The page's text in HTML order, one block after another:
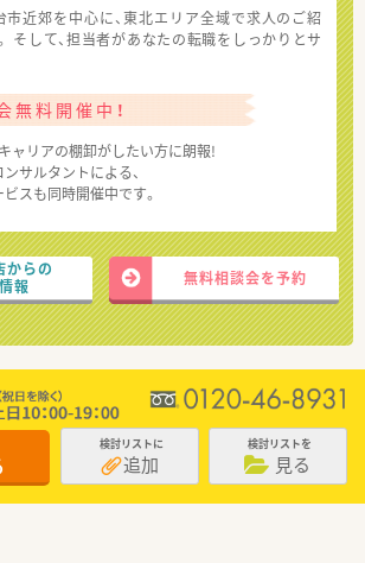
市近郊を中心に、東北エリア全域で求人のご紹
そして、担当者があなたの転職をしっかりとサ
無料開催中！
ャリアの棚卸がしたい方に朗報!
サルタントによる、
スも同時開催中です。
からの
報
無料相談会を予約
検討リストに
追加
検討リストを
見る